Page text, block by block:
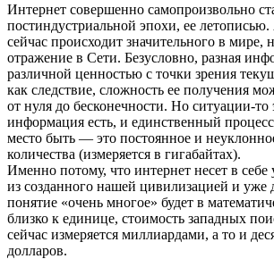
Интернет совершенно самопроизвольно
постиндустриальной эпохи, ее
сейчас происходит значительного в мире,
отражение в Сети. Безусловно, разная
различной ценностью с точки зрения
как следствие, сложность ее получения
от нуля до бесконечности. Но ситуации-то
информация есть, и единственный
место быть — это постоянное и
количества (измеряется в гигабайтах).
Именно потому, что интернет несет в
из созданного нашей цивилизацией и уже
понятие «очень многое» будет в
близко к единице, стоимость западных
сейчас измеряется миллиардами, а то и
долларов.